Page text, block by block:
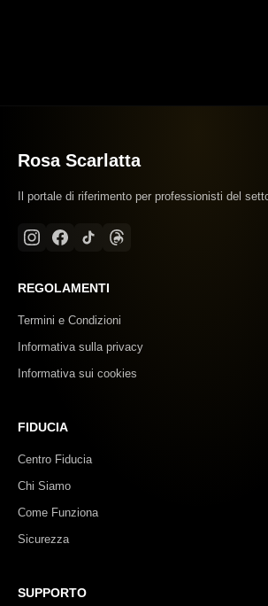
Rosa Scarlatta
Il portale di riferimento per professionisti del
REGOLAMENTI
Termini e Condizioni
Informativa sulla privacy
Informativa sui cookies
FIDUCIA
Centro Fiducia
Chi Siamo
Come Funziona
Sicurezza
SUPPORTO